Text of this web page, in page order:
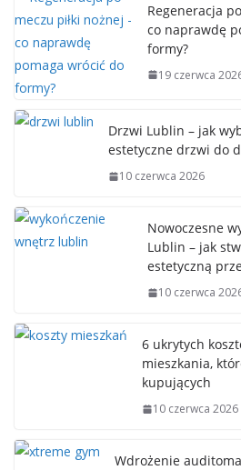
Regeneracja
co naprawdę
formy?
19 czerwca
Drzwi Lublin – jak
estetyczne drzwi do
10 czerwca 2026
Nowoczesne
Lublin – jak
estetyczną
10 czerwca
6 ukrytych
mieszkania,
kupujących
10 czerwca 2026
Wdrożenie